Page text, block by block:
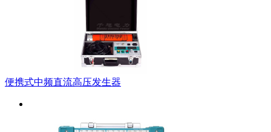
便携式中频直流高压发生器